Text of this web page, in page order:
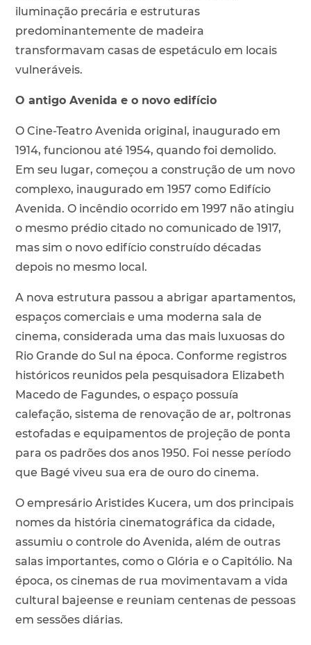
iluminação precária e estruturas
predominantemente de madeira
transformavam casas de espetáculo em locais
vulneráveis.
O antigo Avenida e o novo edifício
O Cine-Teatro Avenida original, inaugurado em
1914, funcionou até 1954, quando foi demolido.
Em seu lugar, começou a construção de um novo
complexo, inaugurado em 1957 como Edifício
Avenida. O incêndio ocorrido em 1997 não atingiu
o mesmo prédio citado no comunicado de 1917,
mas sim o novo edifício construído décadas
depois no mesmo local.
A nova estrutura passou a abrigar apartamentos,
espaços comerciais e uma moderna sala de
cinema, considerada uma das mais luxuosas do
Rio Grande do Sul na época. Conforme registros
históricos reunidos pela pesquisadora Elizabeth
Macedo de Fagundes, o espaço possuía
calefação, sistema de renovação de ar, poltronas
estofadas e equipamentos de projeção de ponta
para os padrões dos anos 1950. Foi nesse período
que Bagé viveu sua era de ouro do cinema.
O empresário Aristides Kucera, um dos principais
nomes da história cinematográfica da cidade,
assumiu o controle do Avenida, além de outras
salas importantes, como o Glória e o Capitólio. Na
época, os cinemas de rua movimentavam a vida
cultural bajeense e reuniam centenas de pessoas
em sessões diárias.